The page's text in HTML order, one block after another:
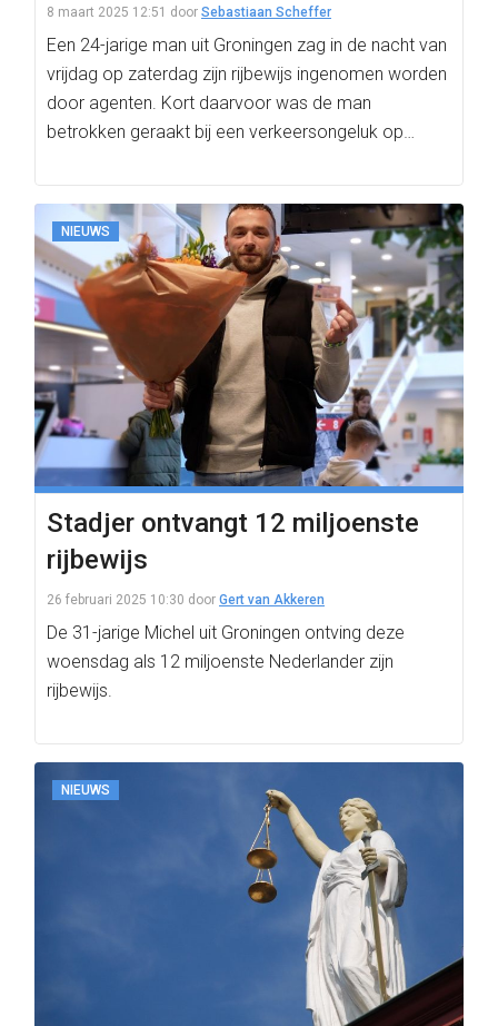
8 maart 2025 12:51 door Sebastiaan Scheffer
Een 24-jarige man uit Groningen zag in de nacht van
vrijdag op zaterdag zijn rijbewijs ingenomen worden
door agenten. Kort daarvoor was de man
betrokken geraakt bij een verkeersongeluk op…
NIEUWS
Stadjer ontvangt 12 miljoenste
rijbewijs
26 februari 2025 10:30 door Gert van Akkeren
De 31-jarige Michel uit Groningen ontving deze
woensdag als 12 miljoenste Nederlander zijn
rijbewijs.
NIEUWS